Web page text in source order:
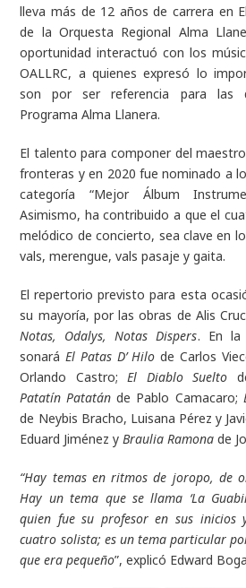
lleva más de 12 años de carrera en
de la Orquesta Regional Alma
oportunidad interactuó con los
OALLRC, a quienes expresó lo
son por ser referencia para las
Programa Alma Llanera.
El talento para componer del
fronteras y en 2020 fue nominado a
categoría “Mejor Álbum
Asimismo, ha contribuido a que el
melódico de concierto, sea clave en
vals, merengue, vals pasaje y gaita.
El repertorio previsto para esta
su mayoría, por las obras de Alis
Notas, Odalys, Notas Dispers. En la
sonará El Patas D’ Hilode Carlos
Orlando Castro; El Diablo Suelto
Patatín Patatán de Pablo Camacaro;
de Neybis Bracho, Luisana Pérez y
Eduard Jiménez y Braulia Ramona de
“Hay temas en ritmos de joropo, de
Hay un tema que se llama ‘La
quien fue su profesor en sus
cuatro solista; es un tema particular
que era pequeño”, explicó Edward